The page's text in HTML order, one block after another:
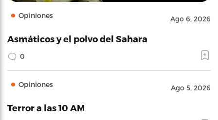
Opiniones Ago 6, 2026
Asmáticos y el polvo del Sahara
0
Opiniones Ago 5, 2026
Terror a las 10 AM